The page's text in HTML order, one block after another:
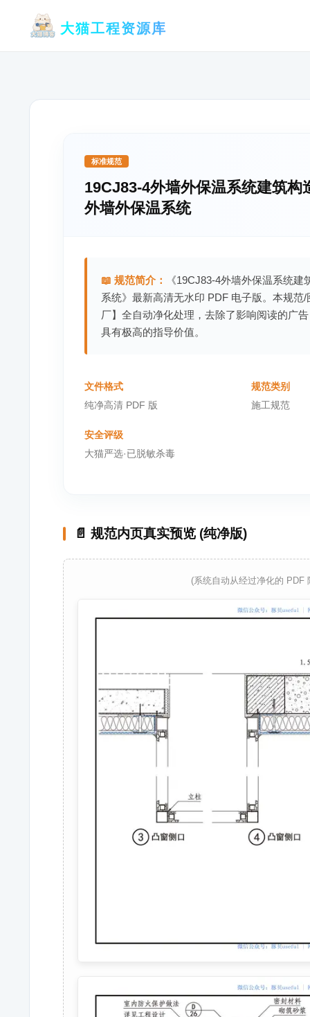
大猫工程资源库
标准规范
19CJ83-4外墙外保温系统建筑
外墙外保温系统
📖 规范简介：
《19CJ83-4外墙外保温系统
系统》最新高清无水印 PDF 电子版。本规
厂】全自动净化处理，去除了影响阅读的广
具有极高的指导价值。
文件格式
纯净高清 PDF 版
规范类别
施工规范
安全评级
大猫严选·已脱敏杀毒
📄 规范内页真实预览 (纯净版)
(系统自动从经过净化的 PDF